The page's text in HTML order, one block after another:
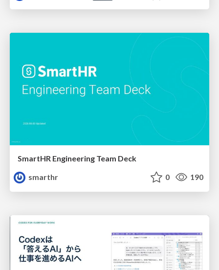
SmartHR Engineering Team Deck
smarthr
0 190